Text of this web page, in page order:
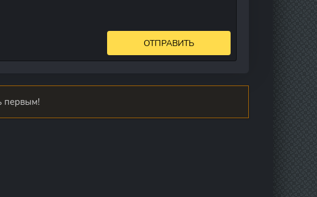
ОТПРАВИТЬ
первым!